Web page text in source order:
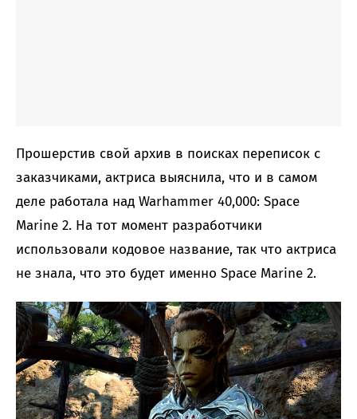
Прошерстив свой архив в поисках переписок с
заказчиками, актриса выяснила, что и в самом
деле работала над Warhammer 40,000: Space
Marine 2. На тот момент разработчики
использовали кодовое название, так что актриса
не знала, что это будет именно Space Marine 2.